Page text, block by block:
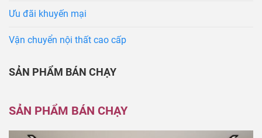
Ưu đãi khuyến mại
Vận chuyển nội thất cao cấp
SẢN PHẨM BÁN CHẠY
SẢN PHẨM BÁN CHẠY